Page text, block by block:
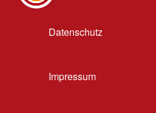
Datenschutz
Impressum